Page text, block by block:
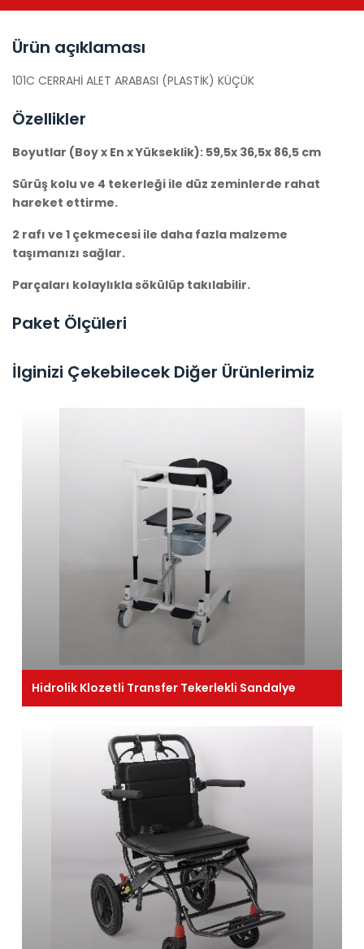
Ürün açıklaması
101C CERRAHİ ALET ARABASI (PLASTİK) KÜÇÜK
Özellikler
Boyutlar (Boy x En x Yükseklik): 59,5x 36,5x 86,5 cm
Sürüş kolu ve 4 tekerleği ile düz zeminlerde rahat
hareket ettirme.
2 rafı ve 1 çekmecesi ile daha fazla malzeme
taşımanızı sağlar.
Parçaları kolaylıkla sökülüp takılabilir.
Paket Ölçüleri
İlginizi Çekebilecek Diğer Ürünlerimiz
Hidrolik Klozetli Transfer Tekerlekli Sandalye